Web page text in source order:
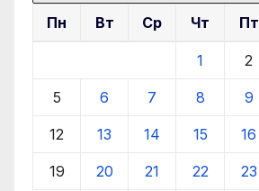
Пн Вт Ср Чт Пт
1 2
5 6 7 8 9
12 13 14 15 16
19 20 21 22 23